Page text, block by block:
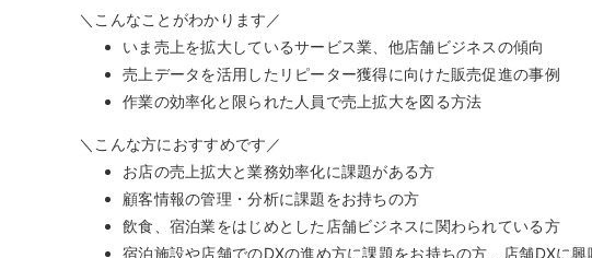
＼こんなことがわかります／
いま売上を拡大しているサービス業、他店舗ビジネスの傾向
売上データを活用したリピーター獲得に向けた販売促進の事例
作業の効率化と限られた人員で売上拡大を図る方法
＼こんな方におすすめです／
お店の売上拡大と業務効率化に課題がある方
顧客情報の管理・分析に課題をお持ちの方
飲食、宿泊業をはじめとした店舗ビジネスに関わられている方
宿泊施設や店舗でのDXの進め方に課題をお持ちの方、店舗DXに興